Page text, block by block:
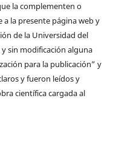
la complementen o
a la presente página web y
de la Universidad del
sin modificación alguna
para la publicación” y
y fueron leídos y
científica cargada al